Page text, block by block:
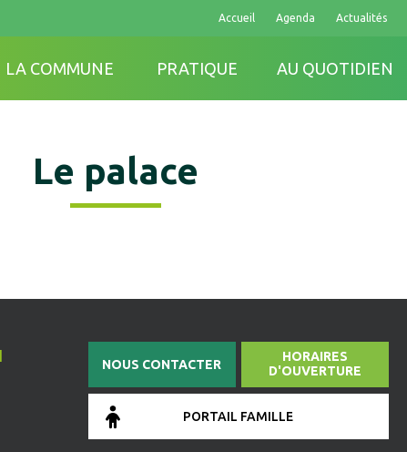
Accueil Agenda Actualités
LA COMMUNE PRATIQUE AU QUOTIDIEN
Le palace
NOUS CONTACTER
HORAIRES
D'OUVERTURE
PORTAIL FAMILLE